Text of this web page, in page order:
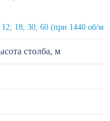
12; 18; 30; 60 (при 1440 об/
столба, м